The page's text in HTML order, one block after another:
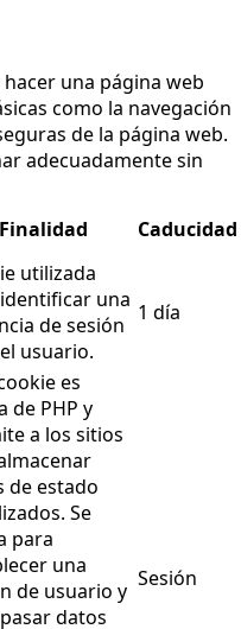
una página web
como la navegación
de la página web.
adecuadamente sin
Finalidad Caducidad
utilizada
una
de sesión
usuario.
1 día
es
de PHP y
a los sitios
de estado
Se
para
una
de usuario y
datos
Sesión